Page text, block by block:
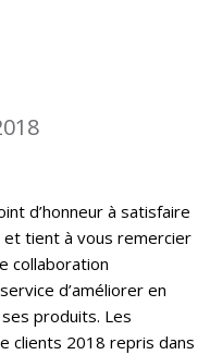
d’honneur à satisfaire
et tient à vous remercier
collaboration
d’améliorer en
produits. Les
clients 2018 repris dans